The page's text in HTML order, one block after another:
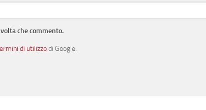
che commento.
di utilizzodi Google.